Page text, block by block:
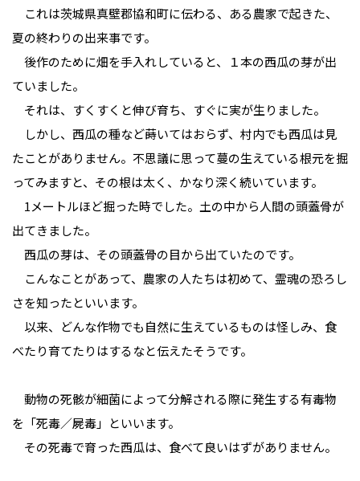
これは茨城県真壁郡協和町に伝わる、ある農家で起きた、
夏の終わりの出来事です。
後作のために畑を手入れしていると、１本の西瓜の芽が出
ていました。
それは、すくすくと伸び育ち、すぐに実が生りました。
しかし、西瓜の種など蒔いてはおらず、村内でも西瓜は見
たことがありません。不思議に思って蔓の生えている根元を掘
ってみますと、その根は太く、かなり深く続いています。
1メートルほど掘った時でした。土の中から人間の頭蓋骨が
出てきました。
西瓜の芽は、その頭蓋骨の目から出ていたのです。
こんなことがあって、農家の人たちは初めて、霊魂の恐ろし
さを知ったといいます。
以来、どんな作物でも自然に生えているものは怪しみ、食
べたり育てたりはするなと伝えたそうです。
動物の死骸が細菌によって分解される際に発生する有毒物
を「死毒／屍毒」といいます。
その死毒で育った西瓜は、食べて良いはずがありません。